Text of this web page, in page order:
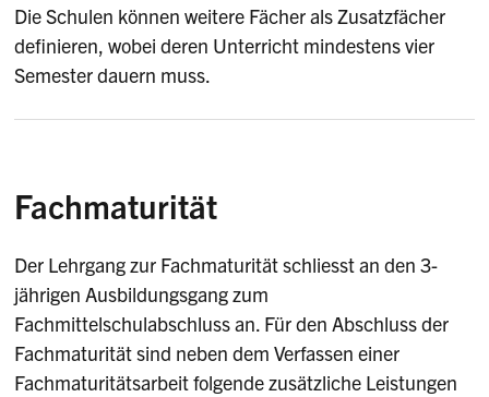
Die Schulen können weitere Fächer als Zusatzfächer
definieren, wobei deren Unterricht mindestens vier
Semester dauern muss.
Fachmaturität
Der Lehrgang zur Fachmaturität schliesst an den 3-
jährigen Ausbildungsgang zum
Fachmittelschulabschluss an. Für den Abschluss der
Fachmaturität sind neben dem Verfassen einer
Fachmaturitätsarbeit folgende zusätzliche Leistungen